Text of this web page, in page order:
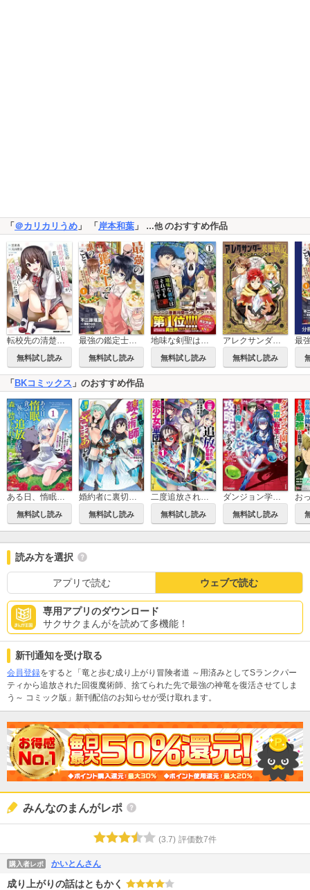
「 ＠カリカリうめ 」 「 岸本和葉 」 …他のおすすめ作品
無料試し読み 無料試し読み 無料試し読み 無料試し読み
「BKコミックス 」のおすすめ作品
ある日、惰眠を貪っていたら一族から追放されて森に捨てられました そのまま寝てたら周りが勝手に魔物の国を作ってたけど、私は気にせず今日も眠ります コミック版
無料試し読み
婚約者に裏切られた錬金術師は、独立して『ざまぁ』します コミック版
無料試し読み
二度追放された冒険者、激レアスキル駆使して美少女軍団を育成中！ コミック版
無料試し読み
ダンジョン学園の底辺に転生したけど、なぜか俺には攻略本がある コミック版
無料試し読み
読み方を選択
アプリで読む ウェブで読む
専用アプリのダウンロード
サクサクまんがを読めて多機能！
新刊通知を受け取る
会員登録をすると「竜と歩む成り上がり冒険者道 ～用済みとしてSランクパー
ティから追放された回復魔術師、捨てられた先で最強の神竜を復活させてしま
う～ コミック版」新刊配信のお知らせが受け取れます。
みんなのまんがレポ
(3.7) 評価数7件
購入者レポ かいとんさん
成り上がりの話はともかく